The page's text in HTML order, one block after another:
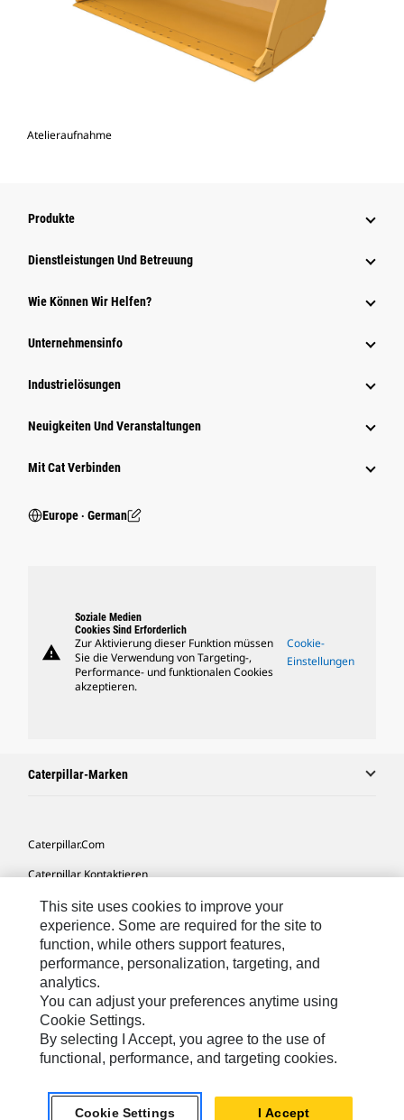
Atelieraufnahme
Produkte
Dienstleistungen Und Betreuung
Wie Können Wir Helfen?
Unternehmensinfo
Industrielösungen
Neuigkeiten Und Veranstaltungen
Mit Cat Verbinden
Europe ‧ German
warning
Soziale Medien
Cookies Sind Erforderlich
Zur Aktivierung dieser Funktion müssen
Sie die Verwendung von Targeting-,
Performance- und funktionalen Cookies
akzeptieren.
Cookie-
Einstellungen
Caterpillar-Marken
Caterpillar.com
Caterpillar Kontaktieren
Meine Marketing-Präferenzen
Seitenübersicht
Cookie Settings
Rechtliche Hinweise
Datenschutz
Europe-German© 2026 Caterpillar. Alle Rechte vorbehalten.
This site uses cookies to improve your
experience. Some are required for the site to
function, while others support features,
performance, personalization, targeting, and
analytics.
You can adjust your preferences anytime using
Cookie Settings.
By selecting I Accept, you agree to the use of
functional, performance, and targeting cookies.
Cookie Settings I Accept